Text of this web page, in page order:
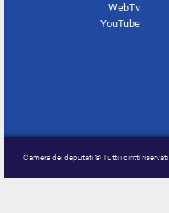
WebTv
YouTube
Camera dei deputati © Tutti i diritti riservati